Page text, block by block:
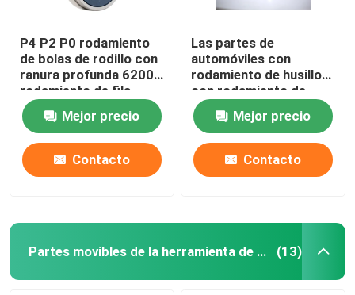
P4 P2 P0 rodamiento
de bolas de rodillo con
ranura profunda 6200
rodamiento de fila
única
Mejor precio
Contacto
Las partes de
automóviles con
rodamiento de husillo
con rodamiento de
bola de contacto
angular sellado 70, 72,
718, 719 para
máquinas herramienta
Sp
Mejor precio
Contacto
Partes movibles de la herramienta de carburo (13)